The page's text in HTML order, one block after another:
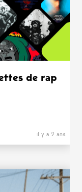
de rap
il y a 2 ans